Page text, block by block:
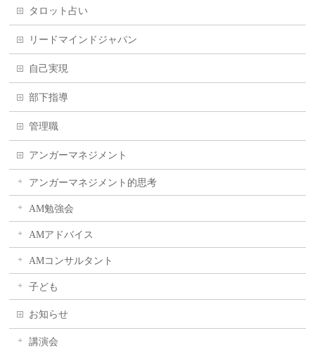
タロット占い
リードマインドジャパン
自己実現
部下指導
管理職
アンガーマネジメント
アンガーマネジメント的思考
AM勉強会
AMアドバイス
AMコンサルタント
子ども
お知らせ
講演会